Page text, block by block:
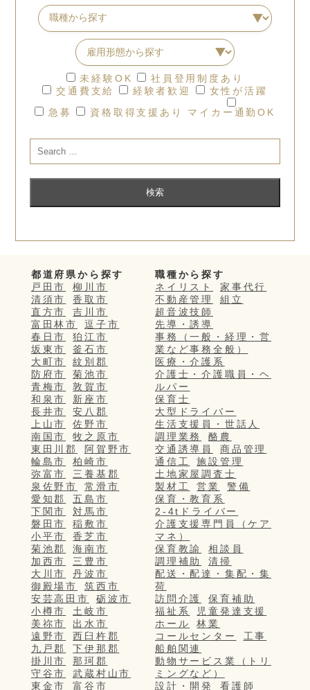
未経験OK
社員登用制度あり
交通費支給
経験者歓迎
女性が活躍
急募
資格取得支援あり マイカー通勤OK
都道府県から探す
戸田市
柳川市
清須市
香取市
直方市
吉川市
富田林市
逗子市
春日市
狛江市
坂東市
釜石市
大町市
紋別郡
防府市
菊池市
青梅市
敦賀市
和泉市
新座市
長井市
安八郡
上山市
佐野市
南国市
牧之原市
東田川郡
阿賀野市
輪島市
柏崎市
弥富市
三養基郡
泉佐野市
常滑市
愛知郡
五島市
下関市
対馬市
磐田市
稲敷市
小平市
香芝市
菊池郡
海南市
加西市
三豊市
大川市
丹波市
御殿場市
筑西市
安芸高田市
砺波市
小樽市
土岐市
美祢市
出水市
遠野市
西臼杵郡
九戸郡
下伊那郡
掛川市
那珂郡
守谷市
武蔵村山市
東金市
富谷市
職種から探す
ネイリスト
家事代行
不動産管理
組立
超音波技師
先導・誘導
事務（一般・経理・営
業など事務全般）
医療・介護系
介護士・介護職員・ヘ
ルパー
保育士
大型ドライバー
生活支援員・世話人
調理業務
酪農
交通誘導員
商品管理
通信工
施設管理
土地家屋調査士
製材工
営業
警備
保育・教育系
2-4tドライバー
介護支援専門員（ケア
マネ）
保育教諭
相談員
調理補助
清掃
配送・配達・集配・集
荷
訪問介護
保育補助
福祉系
児童発達支援
ホール
林業
コールセンター
工事
船舶関連
動物サービス業（トリ
ミングなど）
設計・開発
看護師